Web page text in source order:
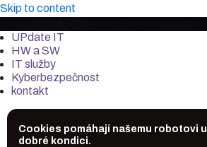
Skip to content
it-market.cz
UPdate IT
HW a SW
IT služby
Kyberbezpečnost
kontakt
Cookies pomáhají našemu robotovi
dobré kondici.